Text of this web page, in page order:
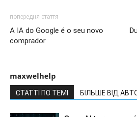
попередня стаття
A IA do Google é o seu novo
comprador
maxwelhelp
СТАТТІ ПО ТЕМІ БІЛЬШЕ ВІД